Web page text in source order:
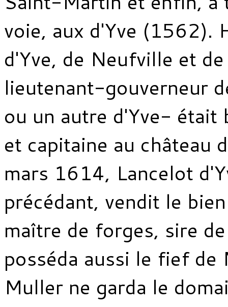
voie, aux d'Yve (1562).
d'Yve, de Neufville et
lieutenant-gouverneur
ou un autre d'Yve- était
et capitaine au château
mars 1614, Lancelot
précédant, vendit le
maître de forges, sire
posséda aussi le fief de
Muller ne garda le